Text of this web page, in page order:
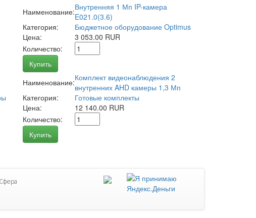
Наименование:Внутренняя 1 Мп IP-камера
E021.0(3.6)
Категория:
Бюджетное оборудование Optimus
Цена:
3 053.00 RUR
Количество:
Купить
Наименование:Комплект видеонаблюдения 2
внутренних AHD камеры 1,3 Мп
Категория:
Готовые комплекты
Цена:
12 140.00 RUR
Количество:
Купить